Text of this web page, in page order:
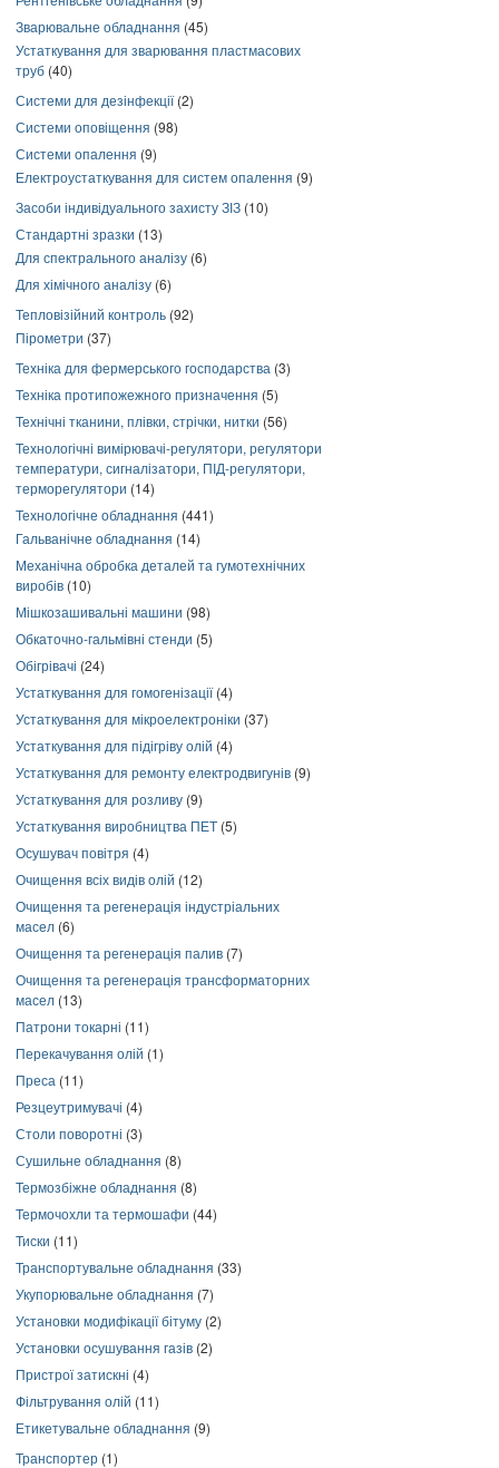
Зварювальне обладнання (45)
Устаткування для зварювання пластмасових
труб (40)
Системи для дезінфекції(2)
Системи оповіщення (98)
Системи опалення (9)
Електроустаткування для систем опалення (9)
Засоби індивідуального захисту ЗІЗ (10)
Стандартні зразки (13)
Для спектрального аналізу (6)
Для хімічного аналізу (6)
Тепловізійний контроль (92)
Пірометри (37)
Техніка для фермерського господарства (3)
Техніка протипожежного призначення (5)
Технічні тканини, плівки, стрічки, нитки (56)
Технологічні вимірювачі-регулятори, регулятори
температури, сигналізатори, ПІД-регулятори,
терморегулятори (14)
Технологічне обладнання (441)
Гальванічне обладнання (14)
Механічна обробка деталей та гумотехнічних
виробів (10)
Мішкозашивальні машини (98)
Обкаточно-гальмівні стенди (5)
Обігрівачі (24)
Устаткування для гомогенізації(4)
Устаткування для мікроелектроніки (37)
Устаткування для підігріву олій (4)
Устаткування для ремонту електродвигунів (9)
Устаткування для розливу (9)
Устаткування виробництва ПЕТ (5)
Осушувач повітря (4)
Очищення всіх видів олій (12)
Очищення та регенерація індустріальних
масел (6)
Очищення та регенерація палив (7)
Очищення та регенерація трансформаторних
масел (13)
Патрони токарні (11)
Перекачування олій (1)
Преса (11)
Резцеутримувачі (4)
Столи поворотні (3)
Сушильне обладнання (8)
Термозбіжне обладнання (8)
Термочохли та термошафи (44)
Тиски (11)
Транспортувальне обладнання (33)
Укупорювальне обладнання (7)
Установки модифікації бітуму (2)
Установки осушування газів (2)
Пристрої затискні (4)
Фільтрування олій (11)
Етикетувальне обладнання (9)
Транспортер (1)